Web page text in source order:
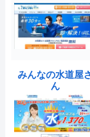
みんなの水道屋
ん